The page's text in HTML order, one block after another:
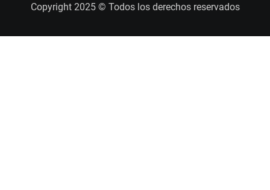
Copyright 2025 © Todos los derechos reservados